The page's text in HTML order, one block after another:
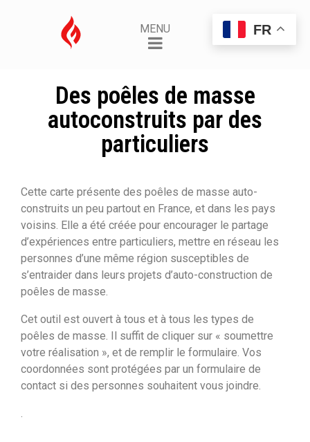
MENU
Des poêles de masse
autoconstruits par des
particuliers
Cette carte présente des poêles de masse auto-
construits un peu partout en France, et dans les pays
voisins. Elle a été créée pour encourager le partage
d’expériences entre particuliers, mettre en réseau les
personnes d’une même région susceptibles de
s’entraider dans leurs projets d’auto-construction de
poêles de masse.
Cet outil est ouvert à tous et à tous les types de
poêles de masse. Il suffit de cliquer sur « soumettre
votre réalisation », et de remplir le formulaire. Vos
coordonnées sont protégées par un formulaire de
contact si des personnes souhaitent vous joindre.
.
FR